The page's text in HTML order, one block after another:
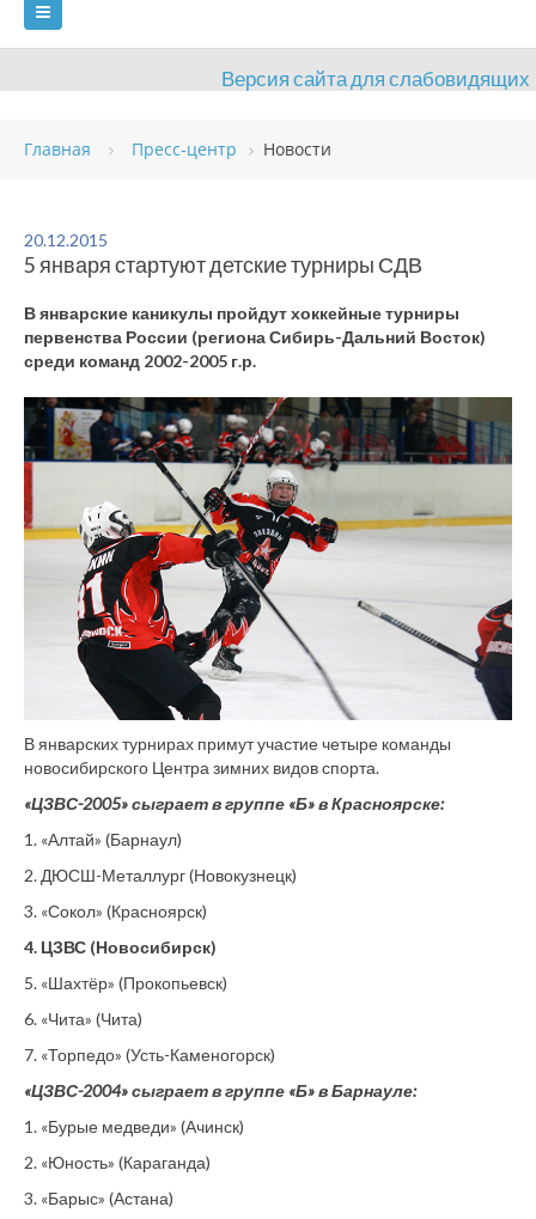
Версия сайта для слабовидящих
ГЛАВНАЯ
ВИДЫ СПОРТА
ОЦЕНКА КАЧЕСТВА ОБРАЗОВАНИЯ ВАКАНСИИ
Главная Пресс-центр Новости
20.12.2015
5 января стартуют детские турниры СДВ
В январские каникулы пройдут хоккейные турниры
первенства России (региона Сибирь-Дальний Восток)
среди команд 2002-2005 г.р.
В январских турнирах примут участие четыре команды
новосибирского Центра зимних видов спорта.
«ЦЗВС-2005» сыграет в группе «Б» в Красноярске:
1. «Алтай» (Барнаул)
2. ДЮСШ-Металлург (Новокузнецк)
3. «Сокол» (Красноярск)
4. ЦЗВС (Новосибирск)
5. «Шахтёр» (Прокопьевск)
6. «Чита» (Чита)
7. «Торпедо» (Усть-Каменогорск)
«ЦЗВС-2004» сыграет в группе «Б» в Барнауле:
1. «Бурые медведи» (Ачинск)
2. «Юность» (Караганда)
3. «Барыс» (Астана)